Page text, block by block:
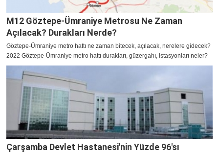
M12 Göztepe-Ümraniye Metrosu Ne Zaman
Açılacak? Durakları Nerde?
Göztepe-Ümraniye metro hattı ne zaman bitecek, açılacak, nerelere gidecek?
2022 Göztepe-Ümraniye metro hattı durakları, güzergahı, istasyonları neler?
Çarşamba Devlet Hastanesi'nin Yüzde 96'sı